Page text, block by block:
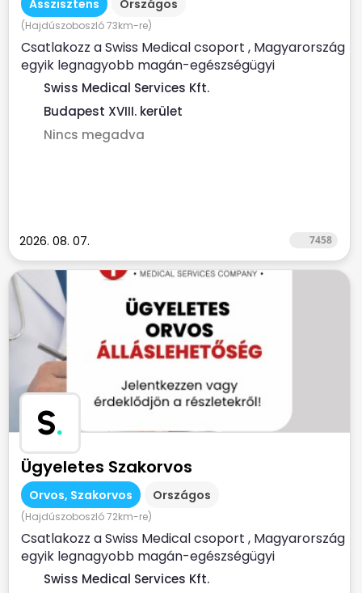
Asszisztens Országos
(Hajdúszoboszló 73km-re)
Csatlakozz a Swiss Medical csoport , Magyarország
egyik legnagyobb magán-egészségügyi
szolgáltatójához ...
Swiss Medical Services Kft.
Budapest XVIII. kerület
Nincs megadva
2026. 08. 07. 7458
S.
Ügyeletes Szakorvos
Orvos, Szakorvos Országos
(Hajdúszoboszló 72km-re)
Csatlakozz a Swiss Medical csoport , Magyarország
egyik legnagyobb magán-egészségügyi
szolgáltatójához ...
Swiss Medical Services Kft.